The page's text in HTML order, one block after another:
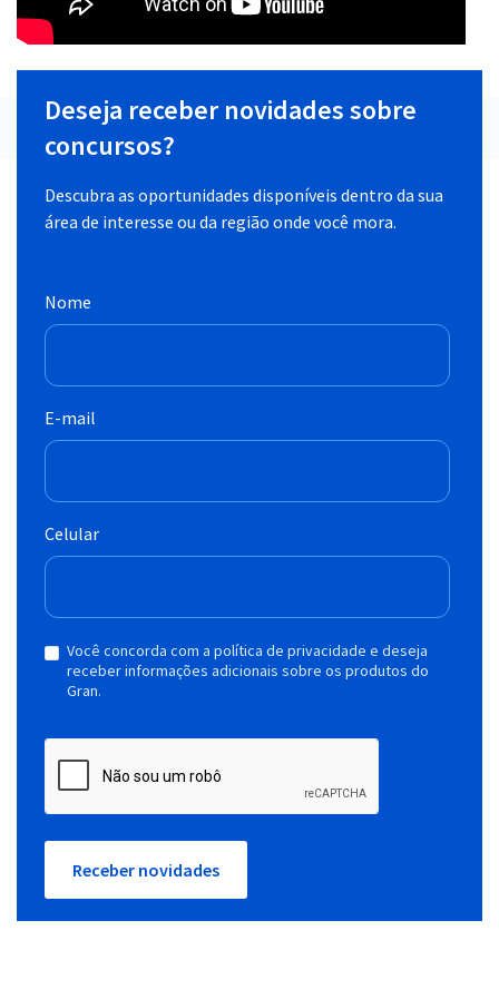
Deseja receber novidades sobre
concursos?
Descubra as oportunidades disponíveis dentro da sua
área de interesse ou da região onde você mora.
Nome
E-mail
Celular
Você concorda com a política de privacidade e deseja
receber informações adicionais sobre os produtos do
Gran.
Receber novidades